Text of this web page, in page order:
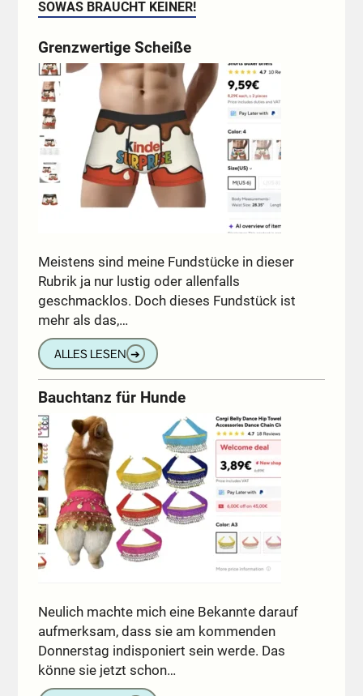
SOWAS BRAUCHT KEINER!
Grenzwertige Scheiße
Meistens sind meine Fundstücke in dieser
Rubrik ja nur lustig oder allenfalls
geschmacklos. Doch dieses Fundstück ist
mehr als das,…
ALLES LESEN ➔
Bauchtanz für Hunde
Neulich machte mich eine Bekannte darauf
aufmerksam, dass sie am kommenden
Donnerstag indisponiert sein werde. Das
könne sie jetzt schon…